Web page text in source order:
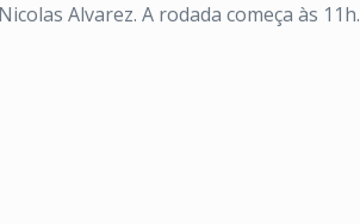
Alvarez. A rodada começa às 11h.